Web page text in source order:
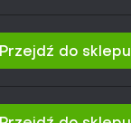
Przejdź do sklepu